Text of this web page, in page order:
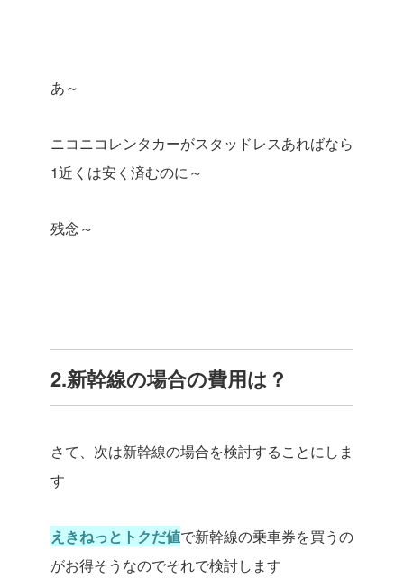
あ～
ニコニコレンタカーがスタッドレスあればなら
1近くは安く済むのに～
残念～
2.新幹線の場合の費用は？
さて、次は新幹線の場合を検討することにしま
す
えきねっとトクだ値で新幹線の乗車券を買うの
がお得そうなのでそれで検討します